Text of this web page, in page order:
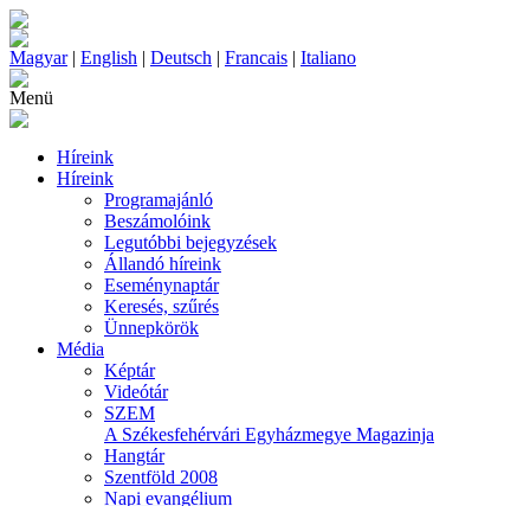
Magyar| English | Deutsch | Francais | Italiano
Menü
Híreink
Híreink
Programajánló
Beszámolóink
Legutóbbi bejegyzések
Állandó híreink
Eseménynaptár
Keresés, szűrés
Ünnepkörök
Média
Képtár
Videótár
SZEM
A Székesfehérvári Egyházmegye Magazinja
Hangtár
Szentföld 2008
Napi evangélium